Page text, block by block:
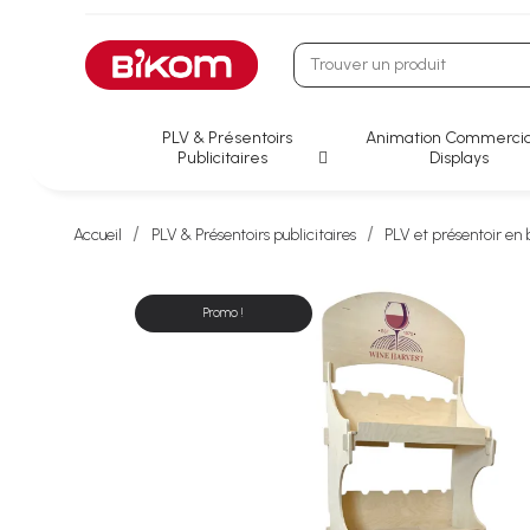
PLV & Présentoirs
Publicitaires
Animation
Displays
Accueil PLV & Présentoirs publicitaires PLV et présentoir en
Promo !